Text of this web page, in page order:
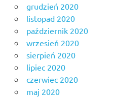
grudzień 2020
listopad 2020
październik 2020
wrzesień 2020
sierpień 2020
lipiec 2020
czerwiec 2020
maj 2020